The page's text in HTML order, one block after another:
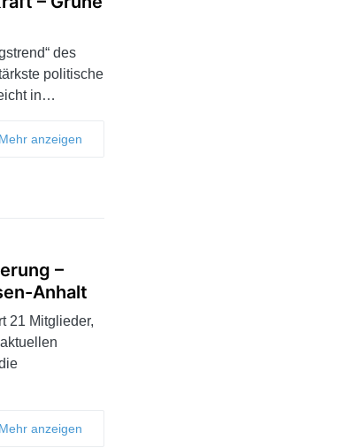
des
politische
in…
Mehr anzeigen
–
Anhalt
21 Mitglieder,
Mehr anzeigen